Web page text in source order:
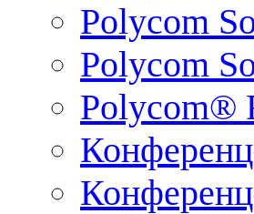
Polycom
Polycom
Polycom®